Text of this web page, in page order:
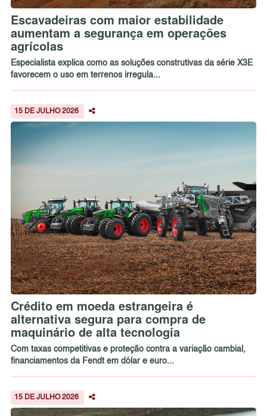
Escavadeiras com maior estabilidade
aumentam a segurança em operações
agrícolas
Especialista explica como as soluções construtivas da série X3E
favorecem o uso em terrenos irregula...
15 DE JULHO 2026
Crédito em moeda estrangeira é
alternativa segura para compra de
maquinário de alta tecnologia
Com taxas competitivas e proteção contra a variação cambial,
financiamentos da Fendt em dólar e euro...
15 DE JULHO 2026